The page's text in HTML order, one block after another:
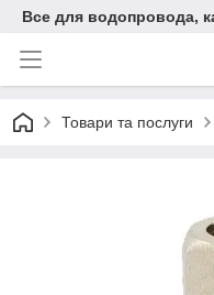
Все для водопровода,
Товари та послуги